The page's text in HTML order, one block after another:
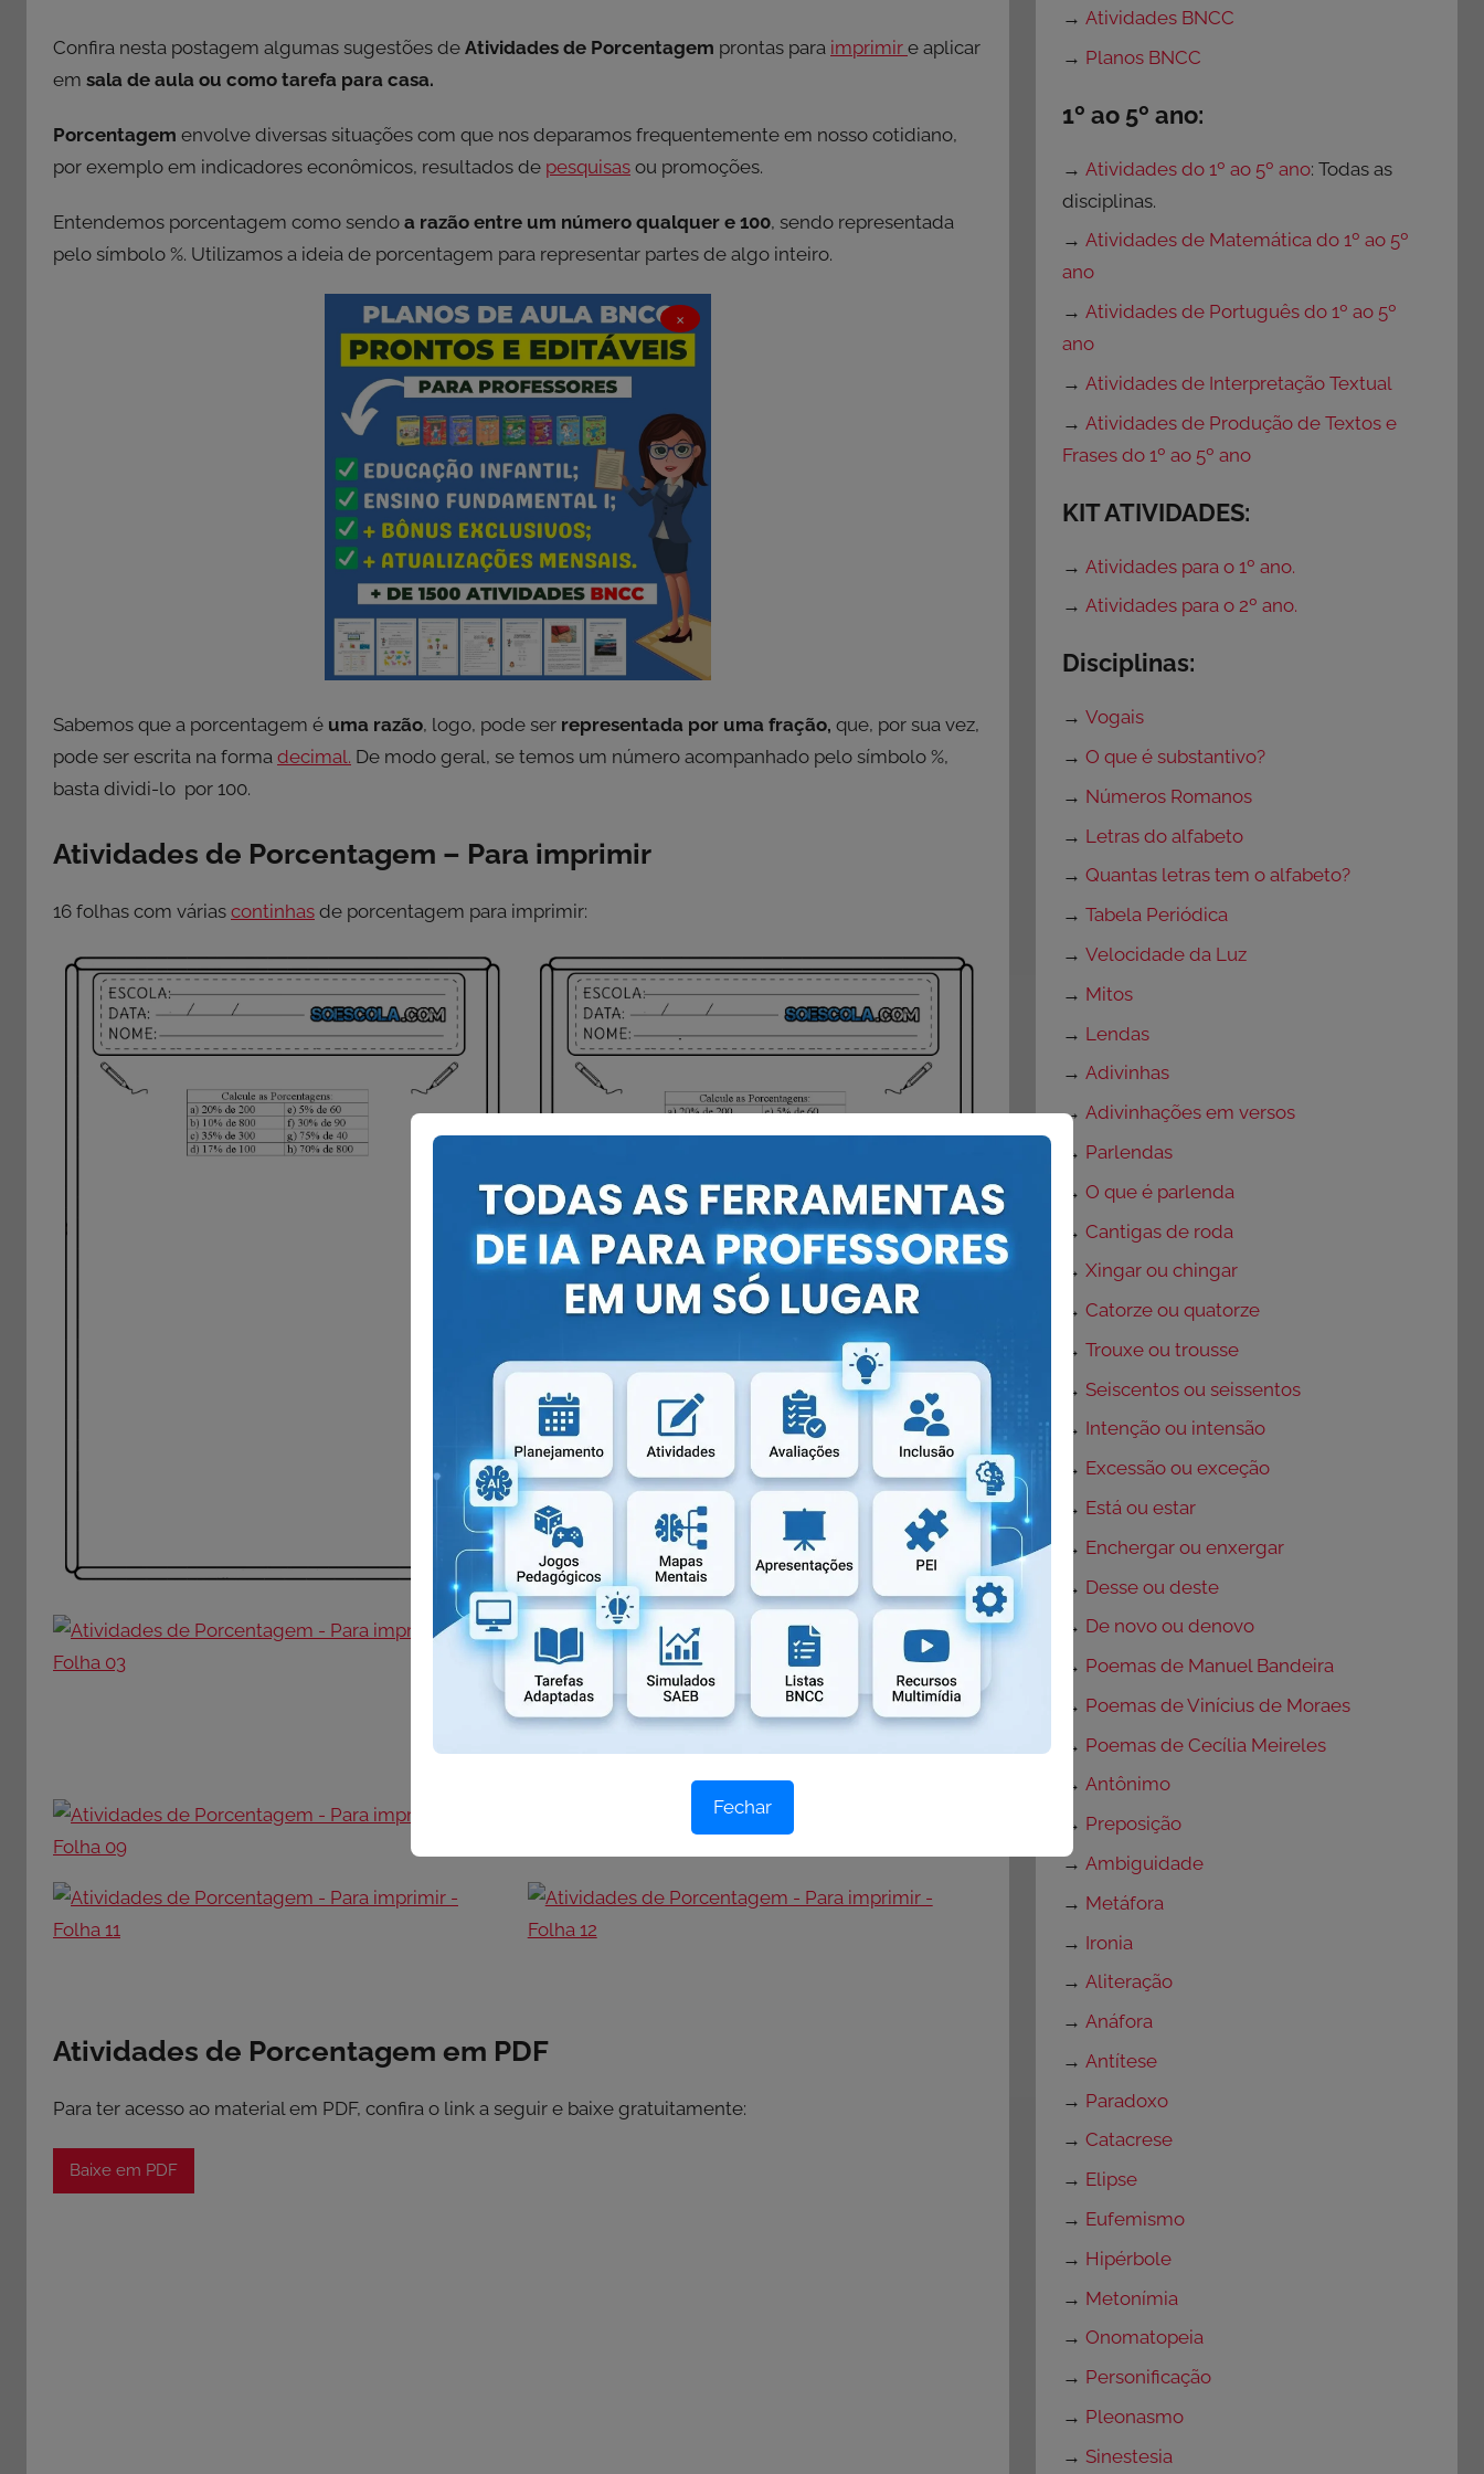
Confira nesta postagem algumas sugestões de Atividades de Porcentagem prontas para imprimir e aplicar
em sala de aula ou como tarefa para casa.
Porcentagem envolve diversas situações com que nos deparamos frequentemente em nosso cotidiano,
por exemplo em indicadores econômicos, resultados de pesquisas ou promoções.
Entendemos porcentagem como sendo a razão entre um número qualquer e 100, sendo representada
pelo símbolo %. Utilizamos a ideia de porcentagem para representar partes de algo inteiro.
×
Sabemos que a porcentagem é uma razão, logo, pode ser representada por uma fração, que, por sua vez,
pode ser escrita na forma decimal. De modo geral, se temos um número acompanhado pelo símbolo %,
basta dividi-lo por 100.
Atividades de Porcentagem – Para imprimir
16 folhas com várias continhas de porcentagem para imprimir:
Atividades de Porcentagem em PDF
Para ter acesso ao material em PDF, confira o link a seguir e baixe gratuitamente:
Baixe em PDF
→Atividades BNCC
→ Planos BNCC
1º ao 5º ano:
→Atividades do 1º ao 5º ano: Todas as
disciplinas.
→Atividades de Matemática do 1º ao 5º
ano
→Atividades de Português do 1º ao 5º
ano
→Atividades de Interpretação Textual
→Atividades de Produção de Textos e
Frases do 1º ao 5º ano
KIT ATIVIDADES:
→Atividades para o 1º ano.
→Atividades para o 2º ano.
Disciplinas:
→Vogais
→O que é substantivo?
→ Números Romanos
→ Letras do alfabeto
→Quantas letras tem o alfabeto?
→Tabela Periódica
→Velocidade da Luz
→ Mitos
→ Lendas
→Adivinhas
→Adivinhações em versos
→ Parlendas
→O que é parlenda
→Cantigas de roda
→Xingar ou chingar
→Catorze ou quatorze
→Trouxe ou trousse
→ Seiscentos ou seissentos
→ Intenção ou intensão
→ Excessão ou exceção
→ Está ou estar
→ Enchergar ou enxergar
→ Desse ou deste
→ De novo ou denovo
→ Poemas de Manuel Bandeira
→ Poemas de Vinícius de Moraes
→ Poemas de Cecília Meireles
→Antônimo
→ Preposição
→Ambiguidade
→ Metáfora
→ Ironia
→Aliteração
→Anáfora
→Antítese
→ Paradoxo
→Catacrese
→ Elipse
→ Eufemismo
→ Hipérbole
→ Metonímia
→Onomatopeia
→ Personificação
→ Pleonasmo
→ Sinestesia
Fechar